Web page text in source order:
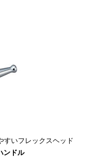
すいフレックスヘッド
ンドル